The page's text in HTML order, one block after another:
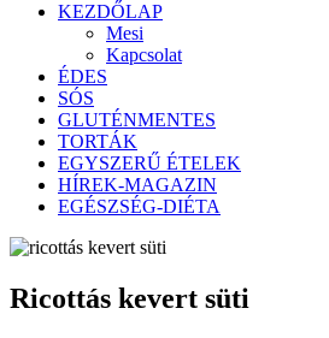
KEZDŐLAP
Mesi
Kapcsolat
ÉDES
SÓS
GLUTÉNMENTES
TORTÁK
EGYSZERŰ ÉTELEK
HÍREK-MAGAZIN
EGÉSZSÉG-DIÉTA
Ricottás kevert süti